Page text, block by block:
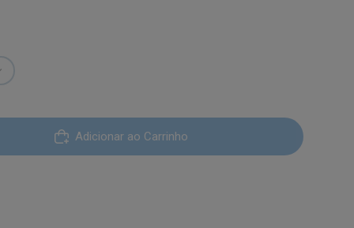
Adicionar ao Carrinho